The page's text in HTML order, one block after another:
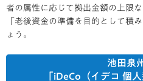
者の属性に応じて拠出金額の上限
「老後資金の準備を目的として積
ょう。
池田泉
「iDeCo（イデコ 個